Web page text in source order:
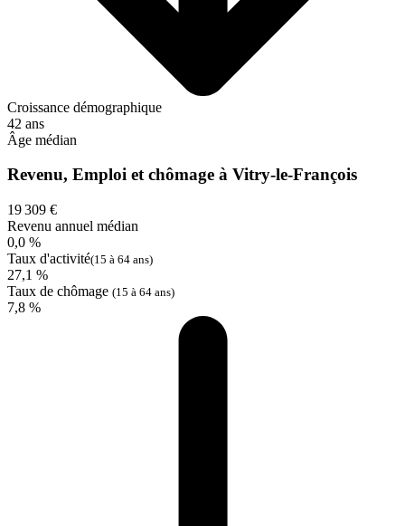
Croissance démographique
42 ans
Âge médian
Revenu, Emploi et chômage à Vitry-le-François
19 309 €
Revenu annuel médian
0,0 %
Taux d'activité(15 à 64 ans)
27,1 %
Taux de chômage (15 à 64 ans)
7,8 %